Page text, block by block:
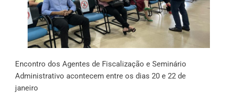
Encontro dos Agentes de Fiscalização e Seminário
Administrativo acontecem entre os dias 20 e 22 de
janeiro